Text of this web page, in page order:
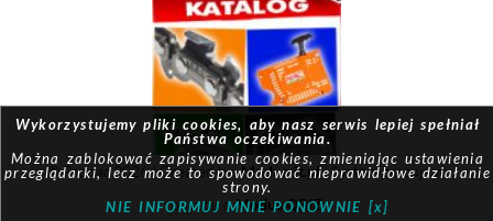
© Pronac 2026 | Created by:Modus-it.pl| System pracuje w
oparciu oModus QBIZ
Wykorzystujemy pliki cookies, aby nasz serwis lepiej spełniał
Państwa oczekiwania.
Można zablokować zapisywanie cookies, zmieniając ustawienia
przeglądarki, lecz może to spowodować nieprawidłowe działanie
strony.
NIE INFORMUJ MNIE PONOWNIE [x]